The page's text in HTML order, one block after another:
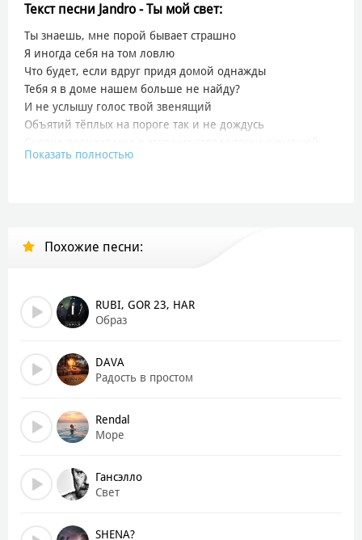
Текст песни Jandro - Ты мой свет:
Ты знаешь, мне порой бывает страшно
Я иногда себя на том ловлю
Что будет, если вдруг придя домой однажды
Тебя я в доме нашем больше не найду?
И не услышу голос твой звенящий
Объятий тёплых на пороге так и не дождусь
Искать спасенье буду в том, что я вот-вот проснусь
Моё небо, мои звёзды
Я одной тобой живу
Моя радость и мой смех
Моё море, моя нежность
Пускай порою мне бывает страшно
Пусть иногда в тревоге я тону
Себя представить, чем в их отражении, не могу
Мне бесконечно важно, чтобы в этом чистом взгляде
И потому себе возьму я все твои печали
Показать полностью
Похожие песни:
RUBI, GOR 23, HAR
Образ
DAVA
Радость в простом
Rendal
Море
Гансэлло
Свет
SHENA?